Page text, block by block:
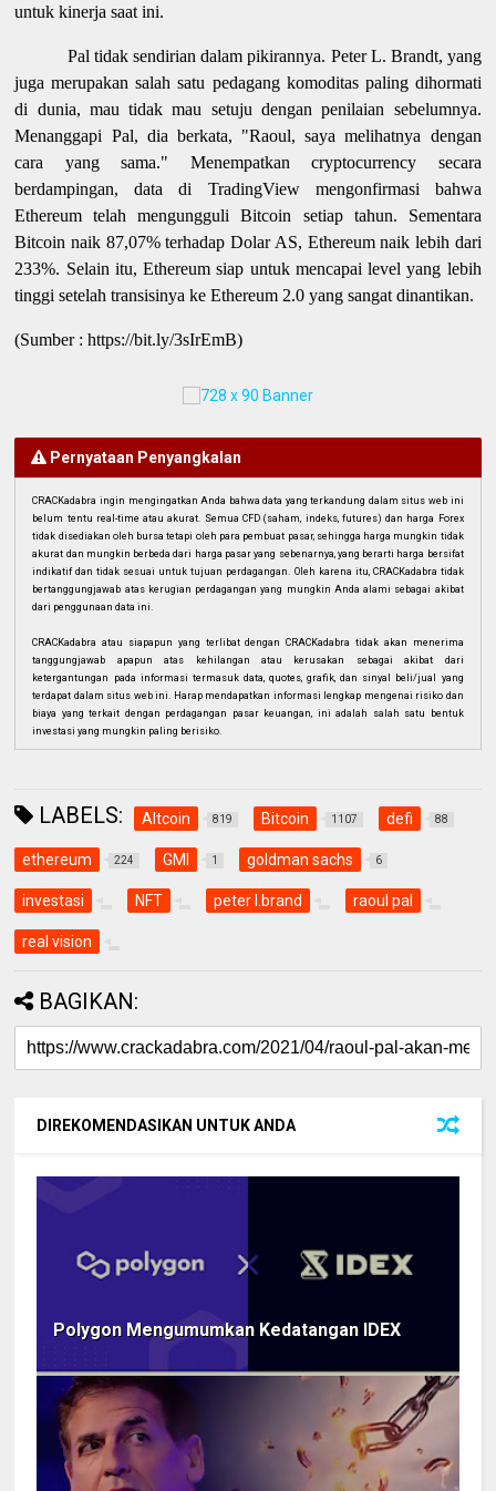
untuk kinerja saat ini.
Pal tidak sendirian dalam pikirannya. Peter L. Brandt, yang
juga merupakan salah satu pedagang komoditas paling dihormati
di dunia, mau tidak mau setuju dengan penilaian sebelumnya.
Menanggapi Pal, dia berkata, "Raoul, saya melihatnya dengan
cara yang sama." Menempatkan cryptocurrency secara
berdampingan, data di TradingView mengonfirmasi bahwa
Ethereum telah mengungguli Bitcoin setiap tahun. Sementara
Bitcoin naik 87,07% terhadap Dolar AS, Ethereum naik lebih dari
233%. Selain itu, Ethereum siap untuk mencapai level yang lebih
tinggi setelah transisinya ke Ethereum 2.0 yang sangat dinantikan.
(Sumber : https://bit.ly/3sIrEmB)
Pernyataan Penyangkalan
CRACKadabra ingin mengingatkan Anda bahwa data yang terkandung dalam situs web ini
belum tentu real-time atau akurat. Semua CFD (saham, indeks, futures) dan harga Forex
tidak disediakan oleh bursa tetapi oleh para pembuat pasar, sehingga harga mungkin tidak
akurat dan mungkin berbeda dari harga pasar yang sebenarnya, yang berarti harga bersifat
indikatif dan tidak sesuai untuk tujuan perdagangan. Oleh karena itu, CRACKadabra tidak
bertanggungjawab atas kerugian perdagangan yang mungkin Anda alami sebagai akibat
dari penggunaan data ini.
CRACKadabra atau siapapun yang terlibat dengan CRACKadabra tidak akan menerima
tanggungjawab apapun atas kehilangan atau kerusakan sebagai akibat dari
ketergantungan pada informasi termasuk data, quotes, grafik, dan sinyal beli/jual yang
terdapat dalam situs web ini. Harap mendapatkan informasi lengkap mengenai risiko dan
biaya yang terkait dengan perdagangan pasar keuangan, ini adalah salah satu bentuk
investasi yang mungkin paling berisiko.
LABELS: Altcoin 819 Bitcoin 1107 defi 88
ethereum 224 GMI 1 goldman sachs 6
investasi NFT peter l.brand raoul pal
real vision
BAGIKAN:
DIREKOMENDASIKAN UNTUK ANDA
Polygon Mengumumkan Kedatangan IDEX